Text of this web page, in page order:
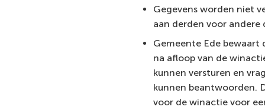
Gegevens worden niet
aan derden voor andere
Gemeente Ede bewaart
na afloop van de
kunnen versturen en
kunnen beantwoorden.
voor de winactie voor